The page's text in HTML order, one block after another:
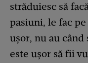
străduiesc să
pasiuni, le fac
ușor, nu au când
este ușor să fii